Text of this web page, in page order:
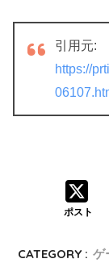
引用元:
https://
ポスト
CATEGORY : ゲ